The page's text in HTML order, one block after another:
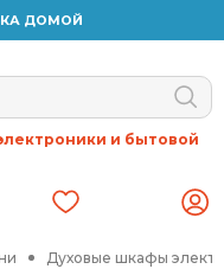
ДОМОЙ
и бытовой
Духовые шкафы